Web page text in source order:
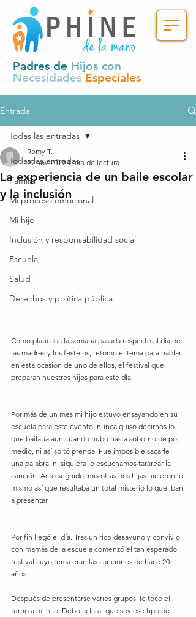
Padres de Hijos con
Necesidades Especiales
Entrada
Todas las entradas
Familia
Mi proceso emocional
Mi hijo
Inclusión y responsabilidad social
Escuela
Salud
Derechos y política pública
Todas las entradas
La experiencia de un baile escolar
y la inclusión
Romy T.
29 nov 2019 4 min de lectura
Como platicaba la semana pasada respecto al día de
las madres y los festejos, retomo el tema para hablar
en esta ocasión de uno de ellos, el festival que
preparan nuestros hijos para este día.
Por más de un mes mi hijo estuvo ensayando en su
escuela para este evento, nunca quiso decirnos lo
que bailaría aun cuando hubo hasta soborno de por
medio, ni así soltó prenda. Fue imposible sacarle
una palabra, ni siquiera lo escuchamos tararear la
canción. Acto seguido, mis otras dos hijas hicieron lo
mismo así que resultaba un total misterio lo que iban
a presentar.
Por fin llegó el día. Tras un rico desayuno y convivio
con mamás de la escuela comenzó el tan esperado
festival cuyo tema eran las canciones de hace 20
años.
Después de presentarse varios grupos, le tocó el
turno a mi hijo. Debo aclarar que soy ese tipo de